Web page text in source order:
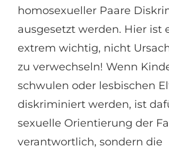
homosexueller Paare
ausgesetzt werden. Hier ist
extrem wichtig, nicht
zu verwechseln! Wenn
schwulen oder lesbischen
diskriminiert werden, ist
sexuelle Orientierung der
verantwortlich, sondern die